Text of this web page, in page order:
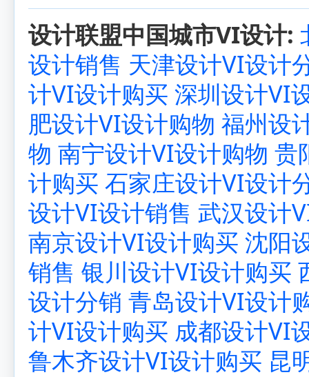
设计联盟中国城市VI设计:
设计销售 天津设计VI设计
计VI设计购买 深圳设计VI
肥设计VI设计购物 福州设
物 南宁设计VI设计购物 贵
计购买 石家庄设计VI设计
设计VI设计销售 武汉设计
南京设计VI设计购买 沈阳
销售 银川设计VI设计购买
设计分销 青岛设计VI设计
计VI设计购买 成都设计VI
鲁木齐设计VI设计购买 昆